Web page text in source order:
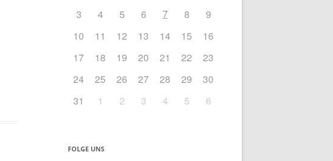
3
4 5 6 7 8
9
10
11 12 13 14 15
16
17
18 19 20 21 22
23
24
25 26 27 28 29
30
31
1 2 3 4 5 6
FOLGE UNS